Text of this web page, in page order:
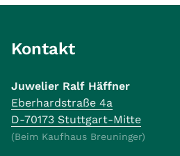
Kontakt
Juwelier Ralf Häffner
Eberhardstraße 4a
D-70173 Stuttgart-Mitte
(Beim Kaufhaus Breuninger)